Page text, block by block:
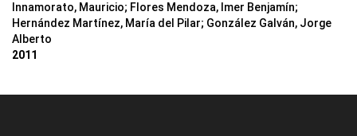
Innamorato, Mauricio; Flores Mendoza, Imer Benjamín;
Hernández Martínez, María del Pilar; González Galván, Jorge
Alberto
2011